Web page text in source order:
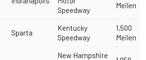
Speedway
Meilen
Sparta
Kentucky
Speedway
1,500
Meilen
New Hampshire